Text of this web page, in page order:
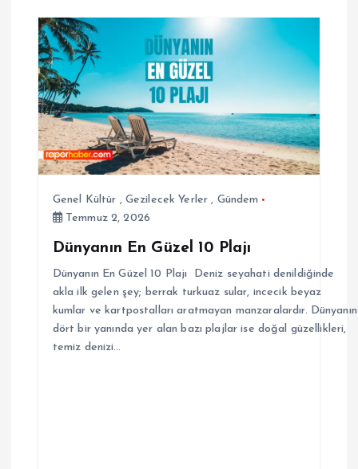
Genel Kültür , Gezilecek Yerler , Gündem
Temmuz 2, 2026
Dünyanın En Güzel 10 Plajı
Dünyanın En Güzel 10 Plajı Deniz seyahati denildiğinde
akla ilk gelen şey; berrak turkuaz sular, incecik beyaz
kumlar ve kartpostalları aratmayan manzaralardır. Dünyanın
dört bir yanında yer alan bazı plajlar ise doğal güzellikleri,
temiz denizi…